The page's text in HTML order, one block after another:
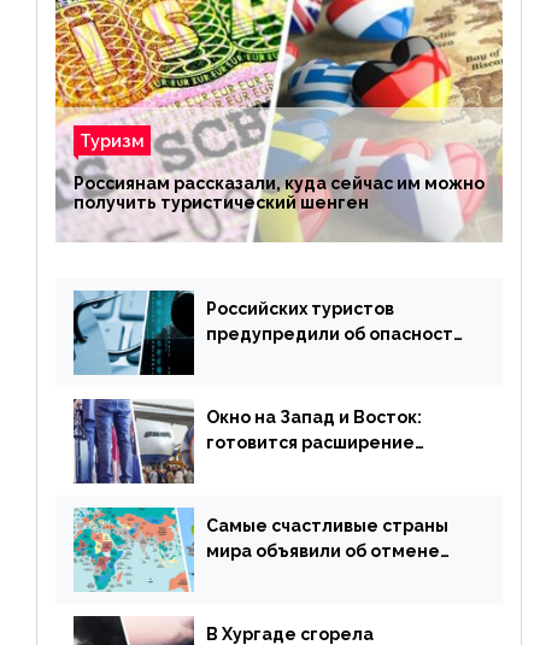
Туризм
Россиянам рассказали, куда сейчас им можно
получить туристический шенген
Российских туристов
предупредили об опасности
Окно на Запад и Восток:
готовится расширение
Самые счастливые страны
мира объявили об отмене
В Хургаде сгорела